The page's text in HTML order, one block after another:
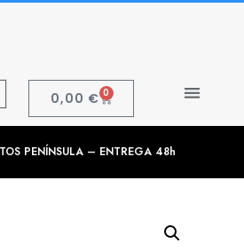
0,00 € 0
PENÍNSULA – ENTREGA 48h